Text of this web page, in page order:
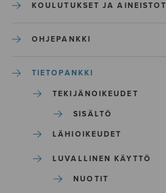
KOULUTUKSET JA AINEISTOT
OHJEPANKKI
TIETOPANKKI
TEKIJÄNOIKEUDET
SISÄLTÖ
LÄHIOIKEUDET
LUVALLINEN KÄYTTÖ
NUOTIT